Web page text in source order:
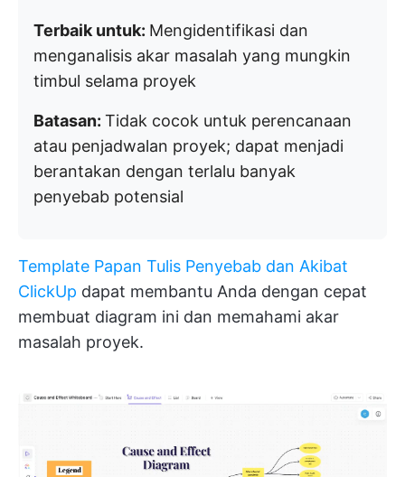
Terbaik untuk: Mengidentifikasi dan
menganalisis akar masalah yang mungkin
timbul selama proyek
Batasan: Tidak cocok untuk perencanaan
atau penjadwalan proyek; dapat menjadi
berantakan dengan terlalu banyak
penyebab potensial
Template Papan Tulis Penyebab dan Akibat
ClickUp dapat membantu Anda dengan cepat
membuat diagram ini dan memahami akar
masalah proyek.